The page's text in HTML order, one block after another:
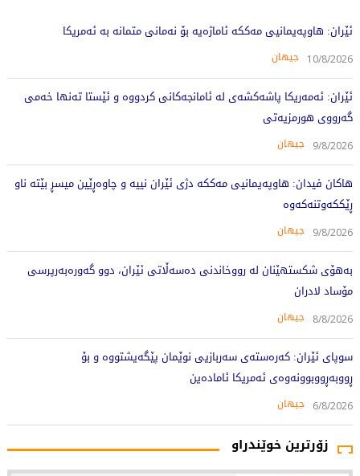
ئێران: هاوپەیمانیی مەککە ئاماژەیە بۆ نەمانی متمانە بە ئەمریکا
10/8/2026 جیهان
ئێران: ئەمەریکا پاشەکشەی لە ئامانجەکانی کردووە و ئێستا تەنها خەمی
گەرووی هورمزیەتی
9/8/2026 جیهان
هاکان فیدان: هاوپەیمانیی مەککە دژی ئێران نییە و چاوەڕێین میسڕ بێتە ناو
ڕێککەوتنەکەوە
9/8/2026 جیهان
بەهۆی شکستهێنان لە رووخاندنی دەسەڵاتی ئێران، دوو گەورەبەرپرسی
مۆساد لادران
8/8/2026 جیهان
سوپای ئێران: کەرەستەی سەربازیی نوێمان پێگەیشتووە و بۆ
ڕووبەڕووبوونەوەی ئەمریکا ئامادەین
6/8/2026 جیهان
زۆرترین خوێندراو